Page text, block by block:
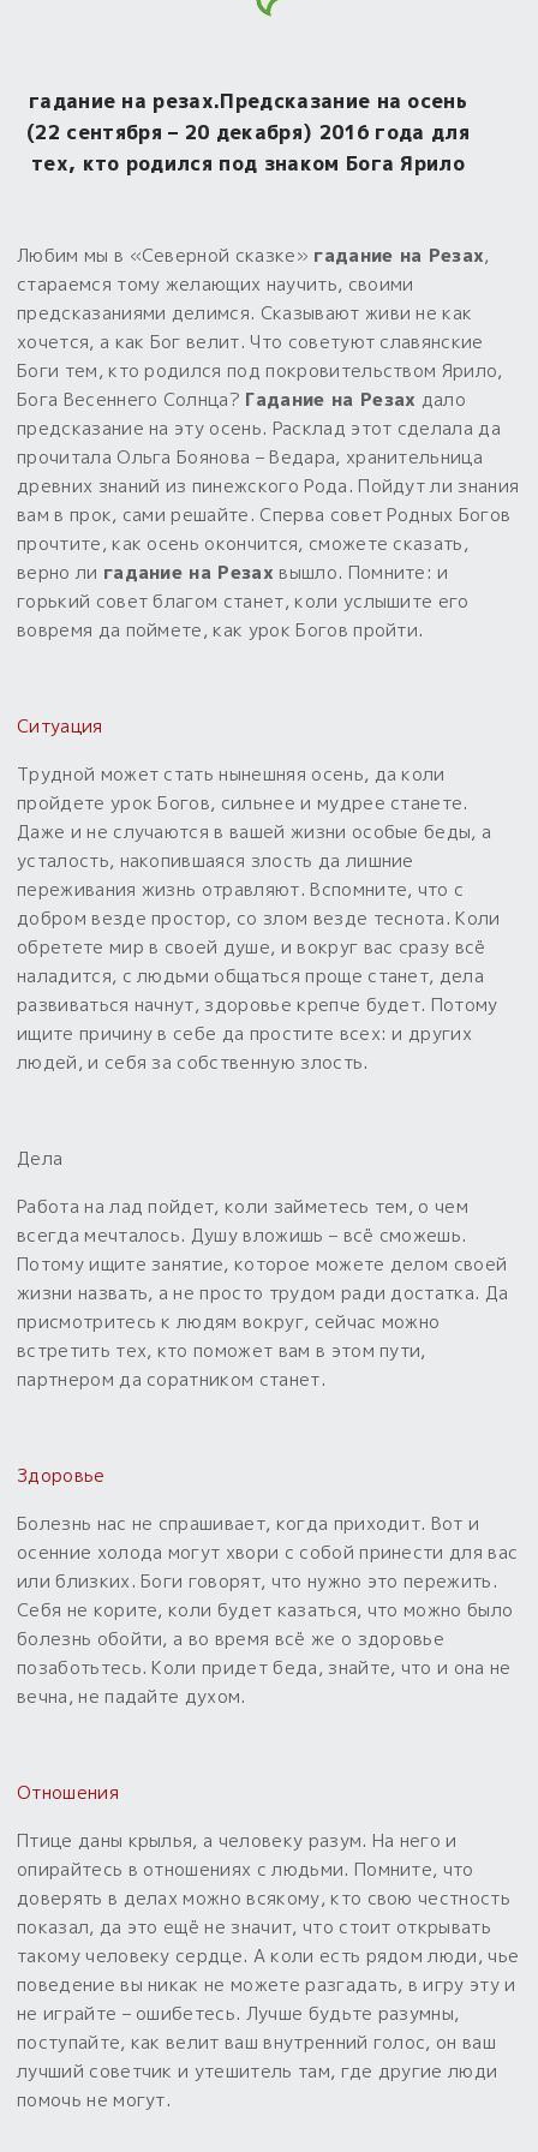
Готовые заговоры и обряды
Сундучок
Об авторе и издательстве
Электронные книги
Приложение для гадания
30 вариантов раскладов по системе Рез Рода:
Для алтаря
Расходные материалы
Новые книги
в лавке!
«Резы Рода. Нежиты» и «Резы
Рода.Духи-Хозяева» с колодами
толковники со значениями, раскладами,
толкованиями колод
Узнать
Пыльный сундучок
большое обновление
Товары со скидкой
Безоплатная доставка
на заказ от 4 тыс. руб. со скидкой
Оберег в подарок
к заказу от 3 тыс. руб.
гадание на резах.Предсказание на осень
(22 сентября – 20 декабря) 2016 года для
тех, кто родился под знаком Бога Ярило
Любим мы в «Северной сказке» гадание на Резах,
стараемся тому желающих научить, своими
предсказаниями делимся. Сказывают живи не как
хочется, а как Бог велит. Что советуют славянские
Боги тем, кто родился под покровительством Ярило,
Бога Весеннего Солнца? Гадание на Резах дало
предсказание на эту осень. Расклад этот сделала да
прочитала Ольга Боянова – Ведара, хранительница
древних знаний из пинежского Рода. Пойдут ли знания
вам в прок, сами решайте. Сперва совет Родных Богов
прочтите, как осень окончится, сможете сказать,
верно ли гадание на Резах вышло. Помните: и
горький совет благом станет, коли услышите его
вовремя да поймете, как урок Богов пройти.
Ситуация
Трудной может стать нынешняя осень, да коли
пройдете урок Богов, сильнее и мудрее станете.
Даже и не случаются в вашей жизни особые беды, а
усталость, накопившаяся злость да лишние
переживания жизнь отравляют. Вспомните, что с
добром везде простор, со злом везде теснота. Коли
обретете мир в своей душе, и вокруг вас сразу всё
наладится, с людьми общаться проще станет, дела
развиваться начнут, здоровье крепче будет. Потому
ищите причину в себе да простите всех: и других
людей, и себя за собственную злость.
Дела
Работа на лад пойдет, коли займетесь тем, о чем
всегда мечталось. Душу вложишь – всё сможешь.
Потому ищите занятие, которое можете делом своей
жизни назвать, а не просто трудом ради достатка. Да
присмотритесь к людям вокруг, сейчас можно
встретить тех, кто поможет вам в этом пути,
партнером да соратником станет.
Здоровье
Болезнь нас не спрашивает, когда приходит. Вот и
осенние холода могут хвори с собой принести для вас
или близких. Боги говорят, что нужно это пережить.
Себя не корите, коли будет казаться, что можно было
болезнь обойти, а во время всё же о здоровье
позаботьтесь. Коли придет беда, знайте, что и она не
вечна, не падайте духом.
Отношения
Птице даны крылья, а человеку разум. На него и
опирайтесь в отношениях с людьми. Помните, что
доверять в делах можно всякому, кто свою честность
показал, да это ещё не значит, что стоит открывать
такому человеку сердце. А коли есть рядом люди, чье
поведение вы никак не можете разгадать, в игру эту и
не играйте – ошибетесь. Лучше будьте разумны,
поступайте, как велит ваш внутренний голос, он ваш
лучший советчик и утешитель там, где другие люди
помочь не могут.